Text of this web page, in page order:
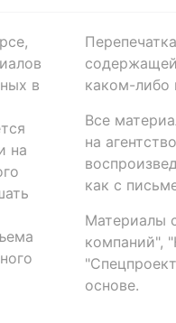
в
на
содержащей
каком-либо
Все
на
как с
Материалы
компаний",
основе.